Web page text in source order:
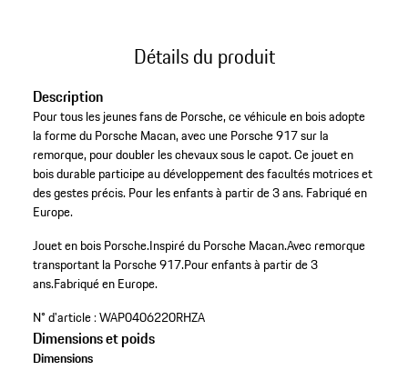
Détails du produit
Description
Pour tous les jeunes fans de Porsche, ce véhicule en bois adopte
la forme du Porsche Macan, avec une Porsche 917 sur la
remorque, pour doubler les chevaux sous le capot. Ce jouet en
bois durable participe au développement des facultés motrices et
des gestes précis. Pour les enfants à partir de 3 ans. Fabriqué en
Europe.
Jouet en bois Porsche.Inspiré du Porsche Macan.Avec remorque
transportant la Porsche 917.Pour enfants à partir de 3
ans.Fabriqué en Europe.
N° d'article :WAP0406220RHZA
Dimensions et poids
Dimensions